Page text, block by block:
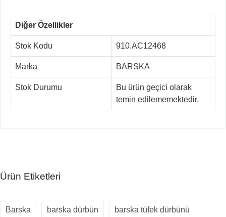
Diğer Özellikler
Stok Kodu 910.AC12468
Marka BARSKA
Stok Durumu
Bu ürün geçici olarak
temin edilememektedir.
Ürün Etiketleri
Barska barska dürbün barska tüfek dürbünü